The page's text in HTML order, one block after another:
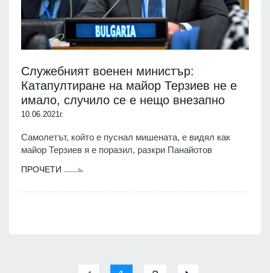
Служебният военен министър:
Катапултиране на майор Терзиев не е
имало, случило се е нещо внезапно
10.06.2021г.
Самолетът, който е пуснал мишената, е видял как
майор Терзиев я е поразил, разкри Панайотов
ПРОЧЕТИ